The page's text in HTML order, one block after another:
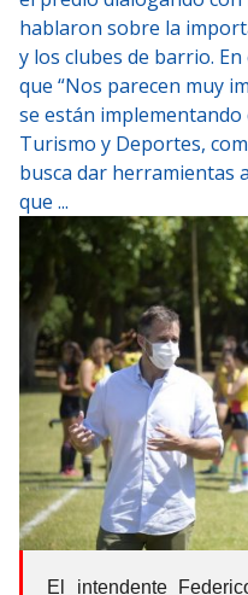
hablaron sobre la
y los clubes de barrio.
que “Nos parecen muy
se están
Turismo y Deportes,
busca dar herramientas
que ...
El intendente